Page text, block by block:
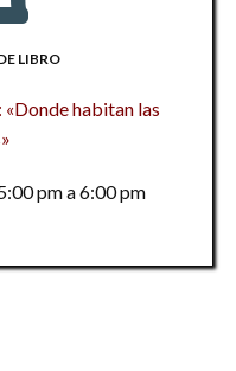
LIBRO
habitan las
pm a 6:00 pm